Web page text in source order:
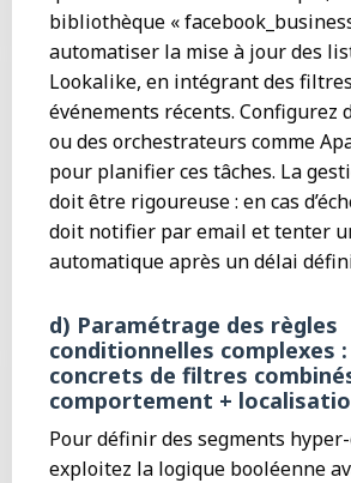
bibliothèque «
automatiser la mise à jour des
Lookalike, en intégrant des
événements récents. Configurez
ou des orchestrateurs comme
pour planifier ces tâches. La
doit être rigoureuse : en cas
doit notifier par email et tenter
automatique après un délai
d) Paramétrage des règles
conditionnelles complexes
concrets de filtres
comportement +
Pour définir des segments
exploitez la logique booléenne